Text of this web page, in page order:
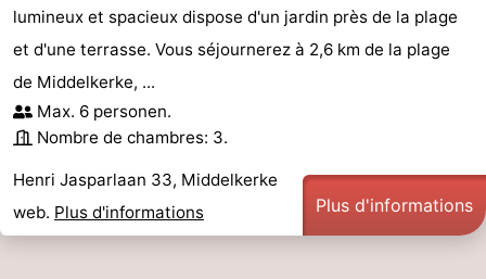
lumineux et spacieux dispose d'un jardin près de la plage
et d'une terrasse. Vous séjournerez à 2,6 km de la plage
de Middelkerke, ...
Max. 6 personen.
Nombre de chambres: 3.
Henri Jasparlaan 33, Middelkerke
web. Plus d'informations Plus d'informations